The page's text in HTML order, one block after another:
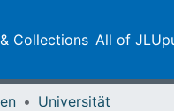
Collections All of
Universität